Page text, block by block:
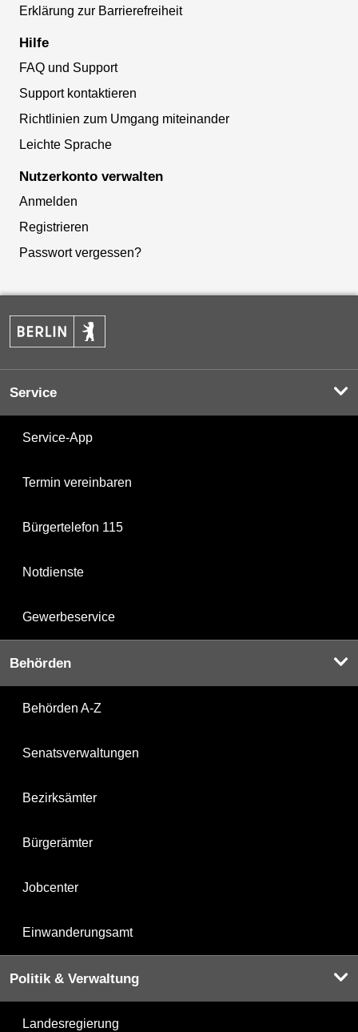
Erklärung zur Barrierefreiheit
Hilfe
FAQ und Support
Support kontaktieren
Richtlinien zum Umgang miteinander
Leichte Sprache
Nutzerkonto verwalten
Anmelden
Registrieren
Passwort vergessen?
Service
Service-App
Termin vereinbaren
Bürgertelefon 115
Notdienste
Gewerbeservice
Behörden
Behörden A-Z
Senatsverwaltungen
Bezirksämter
Bürgerämter
Jobcenter
Einwanderungsamt
Politik & Verwaltung
Landesregierung